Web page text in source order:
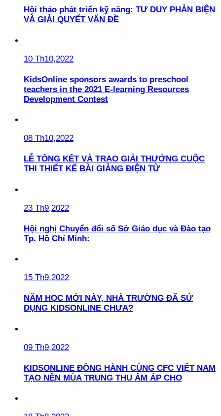
Hội thảo phát triển kỹ năng: TƯ DUY PHẢN BIỆN
VÀ GIẢI QUYẾT VẤN ĐỀ
10 Th10,2022
KidsOnline sponsors awards to preschool
teachers in the 2021 E-learning Resources
Development Contest
08 Th10,2022
LỄ TỔNG KẾT VÀ TRAO GIẢI THƯỞNG CUỘC
THI THIẾT KẾ BÀI GIẢNG ĐIỆN TỬ
23 Th9,2022
Hội nghị Chuyển đổi số Sở Giáo dục và Đào tạo
Tp. Hồ Chí Minh:
15 Th9,2022
NĂM HỌC MỚI NÀY, NHÀ TRƯỜNG ĐÃ SỬ
DỤNG KIDSONLINE CHƯA?
09 Th9,2022
KIDSONLINE ĐỒNG HÀNH CÙNG CFC VIỆT NAM
TẠO NÊN MÙA TRUNG THU ẤM ÁP CHO